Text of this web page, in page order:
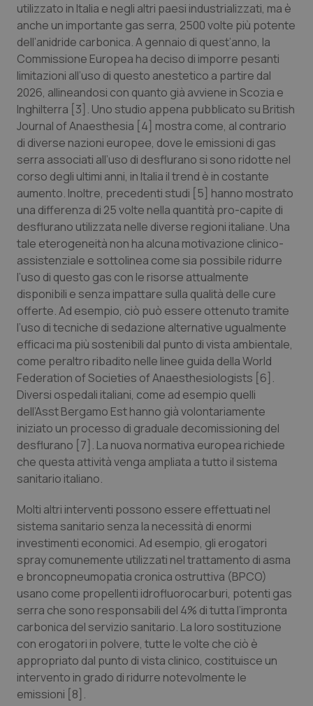
Calabria
Campania
Emilia-Romagna
Friuli Venezia Giulia
Lazio
Liguria
Lombardia
Marche
Molise
Piemonte
Provincia Autonoma di Bolzano
Provincia Autonoma di Trento
Puglia
Sardegna
Sicilia
Toscana
Umbria
Valle D’Aosta
Veneto
Asma & BPCO
Car-T
Colesterolo & coronaropatie
Dermatite Atopica
Diabete & glucometri
Disturbi dell’umore
Dolore
Donna & Salute
Epatiti
HIV
Infezioni & Febbre
Ipertensione & Scompenso
Malattie rare
Malattia di Crohn & Rettocolite Ulcerosa
Neuroscienze & patologie neurodegenerative
Obesità
Oftalmologia
Oncodermatologia
Oncoematologia
Oncologia & Nutrizione
utilizzato in Italia e negli altri paesi industrializzati, ma è
anche un importante gas serra, 2500 volte più potente
dell’anidride carbonica. A gennaio di quest’anno, la
Commissione Europea ha deciso di imporre pesanti
limitazioni all’uso di questo anestetico a partire dal
2026, allineandosi con quanto già avviene in Scozia e
Inghilterra [3]. Uno studio appena pubblicato su British
Journal of Anaesthesia [4] mostra come, al contrario
di diverse nazioni europee, dove le emissioni di gas
serra associati all’uso di desflurano si sono ridotte nel
corso degli ultimi anni, in Italia il trend è in costante
aumento. Inoltre, precedenti studi [5] hanno mostrato
una differenza di 25 volte nella quantità pro-capite di
desflurano utilizzata nelle diverse regioni italiane. Una
tale eterogeneità non ha alcuna motivazione clinico-
assistenziale e sottolinea come sia possibile ridurre
l’uso di questo gas con le risorse attualmente
disponibili e senza impattare sulla qualità delle cure
offerte. Ad esempio, ciò può essere ottenuto tramite
l’uso di tecniche di sedazione alternative ugualmente
efficaci ma più sostenibili dal punto di vista ambientale,
come peraltro ribadito nelle linee guida della World
Federation of Societies of Anaesthesiologists [6].
Diversi ospedali italiani, come ad esempio quelli
dell’Asst Bergamo Est hanno già volontariamente
iniziato un processo di graduale decomissioning del
desflurano [7]. La nuova normativa europea richiede
che questa attività venga ampliata a tutto il sistema
sanitario italiano.
Molti altri interventi possono essere effettuati nel
sistema sanitario senza la necessità di enormi
investimenti economici. Ad esempio, gli erogatori
spray comunemente utilizzati nel trattamento di asma
e broncopneumopatia cronica ostruttiva (BPCO)
usano come propellenti idrofluorocarburi, potenti gas
serra che sono responsabili del 4% di tutta l’impronta
carbonica del servizio sanitario. La loro sostituzione
con erogatori in polvere, tutte le volte che ciò è
appropriato dal punto di vista clinico, costituisce un
intervento in grado di ridurre notevolmente le
emissioni [8].